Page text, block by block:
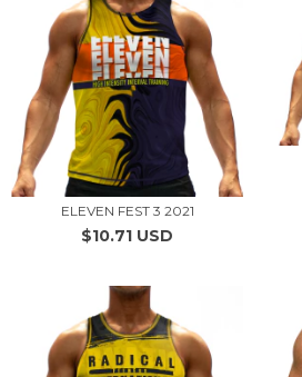
ELEVEN FEST 3 2021
$10.71 USD